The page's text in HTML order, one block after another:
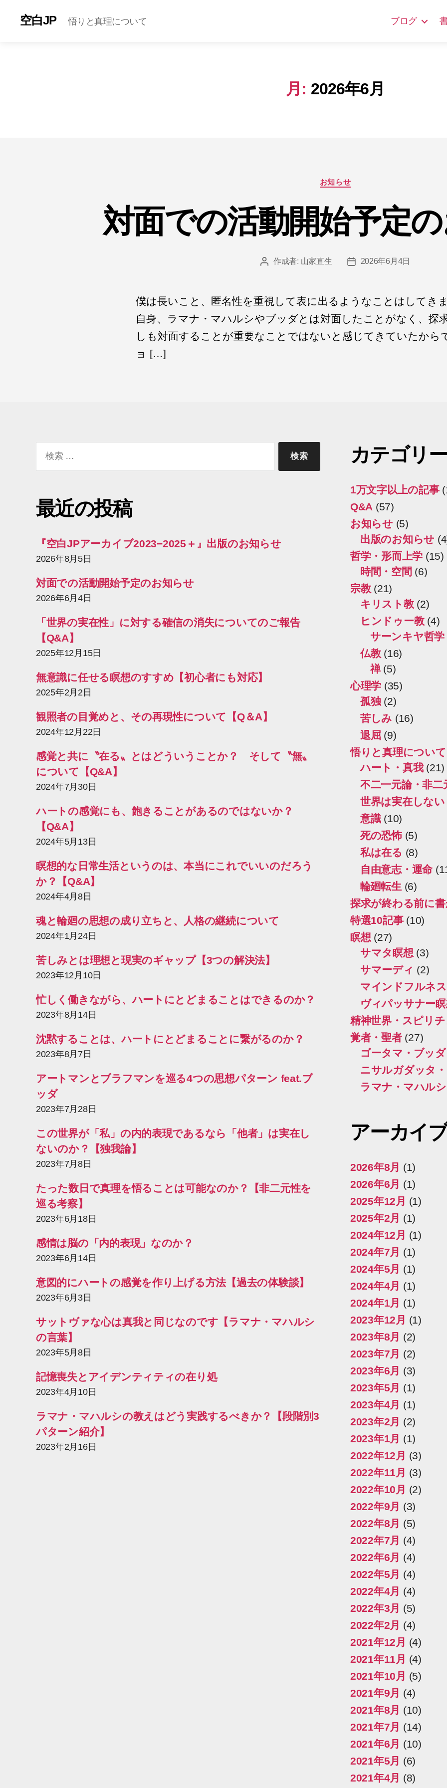
空白JP 悟りと真理について ブログ
月: 2026年6月
カ
テ
リ
ー
お知らせ
対面での活動開始予定
投 作成者: 山家直生
投
2026年6月4日
僕は長いこと、匿名性を重視して表に出るようなことはしてき
自身、ラマナ・マハルシやブッダとは対面したことがなく、探
しも対面することが重要なことではないと感じてきていたから
ョ […]
最近の投稿
『空白JPアーカイブ2023−2025＋』出版のお知らせ
2026年8月5日
対面での活動開始予定のお知らせ
2026年6月4日
「世界の実在性」に対する確信の消失についてのご報告
【Q&A】
2025年12月15日
無意識に任せる瞑想のすすめ【初心者にも対応】
2025年2月2日
観照者の目覚めと、その再現性について【Q＆A】
2024年12月22日
感覚と共に〝在る〟とはどういうことか？ そして〝無〟
について【Q&A】
2024年7月30日
ハートの感覚にも、飽きることがあるのではないか？
【Q&A】
2024年5月13日
瞑想的な日常生活というのは、本当にこれでいいのだろう
か？【Q&A】
2024年4月8日
魂と輪廻の思想の成り立ちと、人格の継続について
2024年1月24日
苦しみとは理想と現実のギャップ【3つの解決法】
2023年12月10日
忙しく働きながら、ハートにとどまることはできるのか？
2023年8月14日
沈黙することは、ハートにとどまることに繋がるのか？
2023年8月7日
アートマンとブラフマンを巡る4つの思想パターン feat.ブ
ッダ
2023年7月28日
この世界が「私」の内的表現であるなら「他者」は実在し
ないのか？【独我論】
2023年7月8日
たった数日で真理を悟ることは可能なのか？【非二元性を
巡る考察】
2023年6月18日
感情は脳の「内的表現」なのか？
2023年6月14日
意図的にハートの感覚を作り上げる方法【過去の体験談】
2023年6月3日
サットヴァな心は真我と同じなのです【ラマナ・マハルシ
の言葉】
2023年5月8日
記憶喪失とアイデンティティの在り処
2023年4月10日
ラマナ・マハルシの教えはどう実践するべきか？【段階別3
パターン紹介】
2023年2月16日
カテゴリ
1万文字以上の記事
Q&A (57)
お知らせ (5)
出版のお知らせ
哲学・形而上学 (15)
時間・空間 (6)
宗教(21)
キリスト教(2)
ヒンドゥー教(4)
サーンキヤ哲学
仏教(16)
禅(5)
心理学 (35)
孤独 (2)
苦しみ (16)
退屈 (9)
悟りと真理について
ハート・真我(21)
不二一元論・非二
世界は実在しない
意識(10)
死の恐怖(5)
私は在る (8)
自由意志・運命
輪廻転生 (6)
探求が終わる前に
特選10記事(10)
瞑想 (27)
サマタ瞑想 (3)
サマーディ (2)
マインドフルネス
ヴィパッサナー
精神世界・スピリ
覚者・聖者(27)
ゴータマ・ブッダ
ニサルガダッタ
ラマナ・マハルシ
アーカイ
2026年8月 (1)
2026年6月 (1)
2025年12月 (1)
2025年2月 (1)
2024年12月 (1)
2024年7月 (1)
2024年5月 (1)
2024年4月 (1)
2024年1月 (1)
2023年12月 (1)
2023年8月 (2)
2023年7月 (2)
2023年6月 (3)
2023年5月 (1)
2023年4月 (1)
2023年2月 (2)
2023年1月 (1)
2022年12月 (3)
2022年11月 (3)
2022年10月 (2)
2022年9月 (3)
2022年8月 (5)
2022年7月 (4)
2022年6月 (4)
2022年5月 (4)
2022年4月 (4)
2022年3月 (5)
2022年2月 (4)
2021年12月 (4)
2021年11月 (4)
2021年10月 (5)
2021年9月 (4)
2021年8月 (10)
2021年7月 (14)
2021年6月 (10)
2021年5月 (6)
2021年4月 (8)